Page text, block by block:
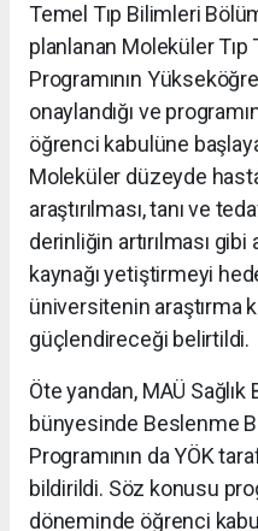
Temel Tıp Bilimleri
planlanan Moleküler
Programının
onaylandığı ve
öğrenci kabulüne
Moleküler düzeyde
araştırılması, tanı ve
derinliğin artırılması
kaynağı yetiştirmeyi
üniversitenin araştırma
güçlendireceği belirtildi.
Öte yandan, MAÜ
bünyesinde Beslenme
Programının da YÖK
bildirildi. Söz konusu
döneminde öğrenci